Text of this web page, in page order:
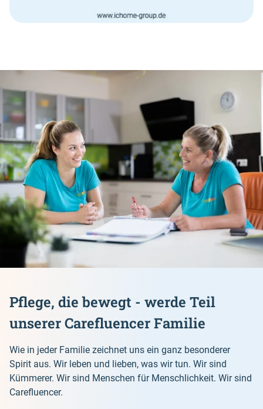
section
Pflege, die bewegt - werde Teil
unserer Carefluencer Familie
Wie in jeder Familie zeichnet uns ein ganz besonderer
Spirit aus. Wir leben und lieben, was wir tun. Wir sind
Kümmerer. Wir sind Menschen für Menschlichkeit. Wir sind
Carefluencer.